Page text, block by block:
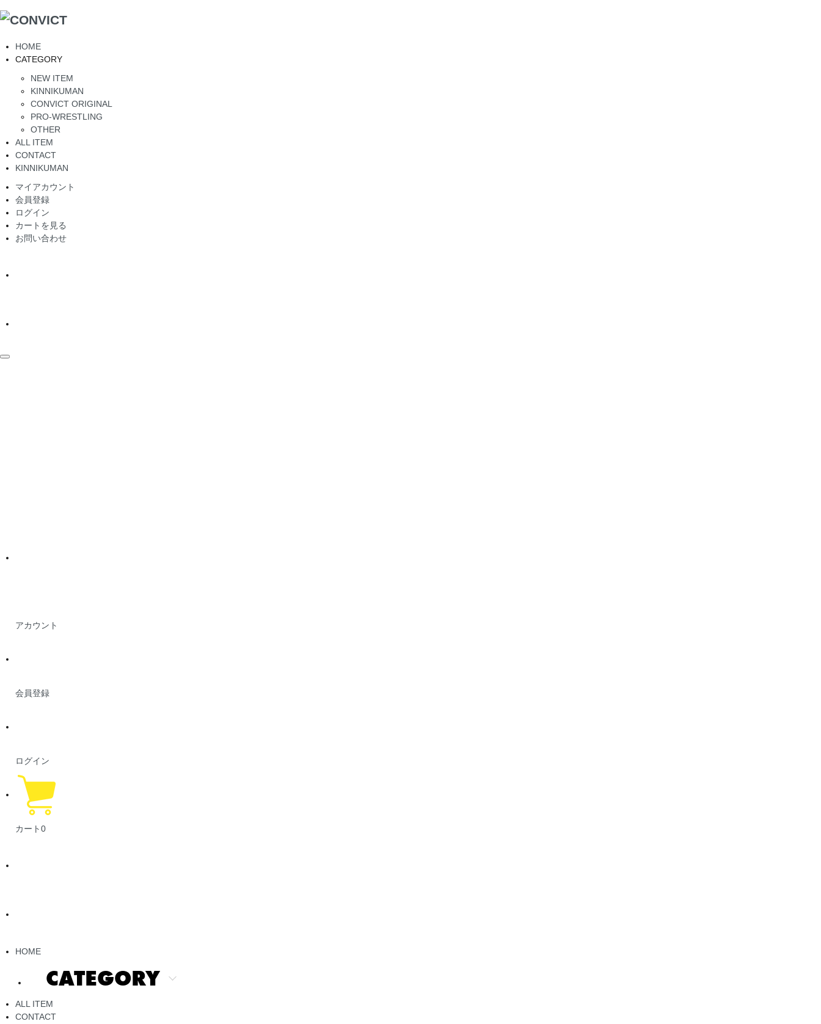
HOME
CATEGORY
NEW ITEM
KINNIKUMAN
CONVICT ORIGINAL
PRO-WRESTLING
OTHER
ALL ITEM
CONTACT
KINNIKUMAN
マイアカウント
会員登録
ログイン
カートを見る
お問い合わせ
アカウント
会員登録
ログイン
カート0
HOME
CATEGORY
ALL ITEM
CONTACT